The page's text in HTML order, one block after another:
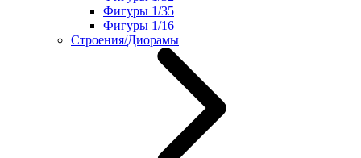
Фигуры 1/35
Фигуры 1/16
Строения/Диорамы